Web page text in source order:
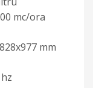
mc/ora
mm